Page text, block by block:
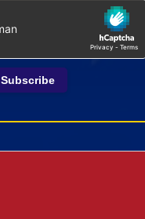
Subscribe